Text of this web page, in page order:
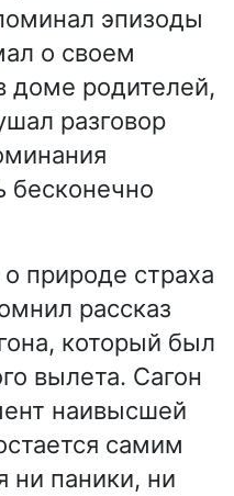
эпизоды
о своем
доме родителей,
разговор
бесконечно
природе страха
рассказ
который был
вылета. Сагон
наивысшей
самим
ни паники, ни